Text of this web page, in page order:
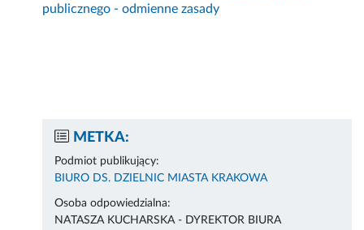
publicznego - odmienne zasady
METKA:
Podmiot publikujący:
BIURO DS. DZIELNIC MIASTA KRAKOWA
Osoba odpowiedzialna:
NATASZA KUCHARSKA - DYREKTOR BIURA